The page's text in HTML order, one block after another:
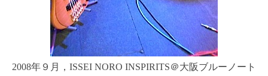
2008年９月，ISSEI NORO INSPIRITS＠大阪ブルーノート